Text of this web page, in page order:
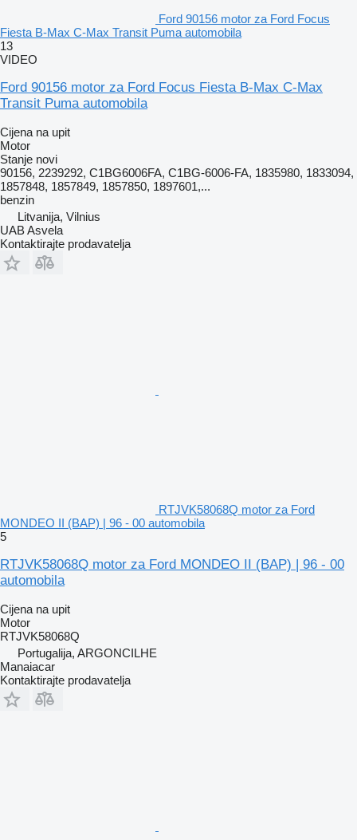
Ford 90156 motor za Ford Focus
Fiesta B-Max C-Max Transit Puma automobila
13
VIDEO
Ford 90156 motor za Ford Focus Fiesta B-Max C-Max
Transit Puma automobila
Cijena na upit
Motor
Stanje novi
90156, 2239292, C1BG6006FA, C1BG-6006-FA, 1835980, 1833094,
1857848, 1857849, 1857850, 1897601,...
benzin
Litvanija, Vilnius
UAB Asvela
Kontaktirajte prodavatelja
RTJVK58068Q motor za Ford
MONDEO II (BAP) | 96 - 00 automobila
5
RTJVK58068Q motor za Ford MONDEO II (BAP) | 96 - 00
automobila
Cijena na upit
Motor
RTJVK58068Q
Portugalija, ARGONCILHE
Manaiacar
Kontaktirajte prodavatelja